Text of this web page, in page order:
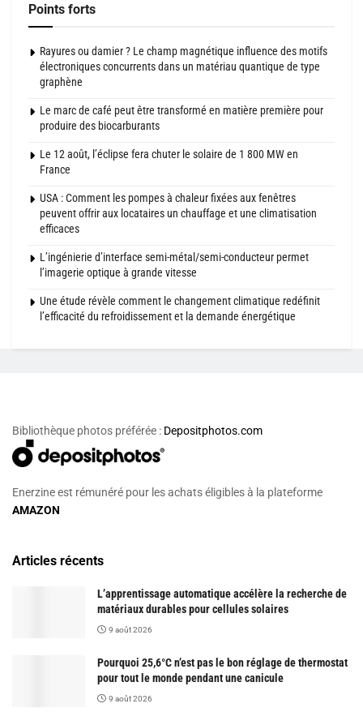
Points forts
Rayures ou damier ? Le champ magnétique influence des motifs
électroniques concurrents dans un matériau quantique de type
graphène
Le marc de café peut être transformé en matière première pour
produire des biocarburants
Le 12 août, l’éclipse fera chuter le solaire de 1 800 MW en
France
USA : Comment les pompes à chaleur fixées aux fenêtres
peuvent offrir aux locataires un chauffage et une climatisation
efficaces
L’ingénierie d’interface semi-métal/semi-conducteur permet
l’imagerie optique à grande vitesse
Une étude révèle comment le changement climatique redéfinit
l’efficacité du refroidissement et la demande énergétique
Bibliothèque photos préférée : Depositphotos.com
Enerzine est rémunéré pour les achats éligibles à la plateforme
AMAZON
Articles récents
L’apprentissage automatique accélère la recherche de
matériaux durables pour cellules solaires
9 août 2026
Pourquoi 25,6°C n’est pas le bon réglage de thermostat
pour tout le monde pendant une canicule
9 août 2026